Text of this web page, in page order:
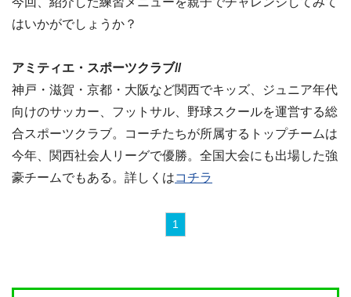
はいかがでしょうか？
アミティエ・スポーツクラブ//
神戸・滋賀・京都・大阪など関西でキッズ、ジュニア年代
向けのサッカー、フットサル、野球スクールを運営する総
合スポーツクラブ。コーチたちが所属するトップチームは
今年、関西社会人リーグで優勝。全国大会にも出場した強
豪チームでもある。詳しくはコチラ
1